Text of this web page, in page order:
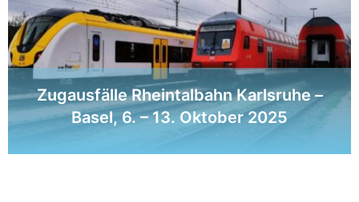
Zugausfälle Rheintalbahn Karlsruhe –
Basel, 6. – 13. Oktober 2025